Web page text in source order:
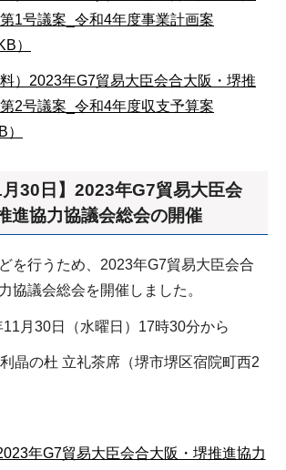
1号議案_令和4年度事業計画案
）
料）2023年G7貿易大臣会合大阪・堺推
2号議案_令和4年度収支予算案
月30日】2023年G7貿易大臣会
進協力協議会総会の開催
を行うため、2023年G7貿易大臣会合
協議会総会を開催しました。
11月30日（水曜日）17時30分から
晶の杜 立礼茶席（堺市堺区宿院町西2
年G7貿易大臣会合大阪・堺推進協力